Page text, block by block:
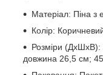
Матеріал: Піна з
Колір:
Розміри
довжина 26,5 см;